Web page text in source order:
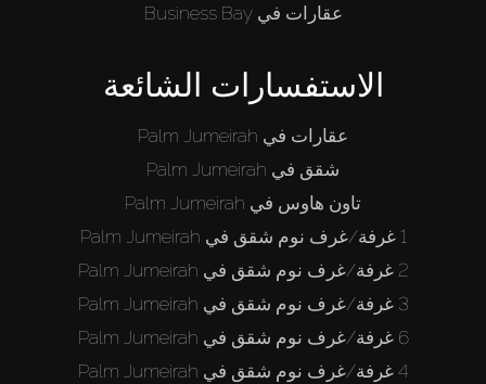
عقارات في Business Bay
الاستفسارات الشائعة
عقارات في Palm Jumeirah
شقق في Palm Jumeirah
تاون هاوس في Palm Jumeirah
1 غرفة/غرف نوم شقق في Palm Jumeirah
2 غرفة/غرف نوم شقق في Palm Jumeirah
3 غرفة/غرف نوم شقق في Palm Jumeirah
6 غرفة/غرف نوم شقق في Palm Jumeirah
4 غرفة/غرف نوم شقق في Palm Jumeirah